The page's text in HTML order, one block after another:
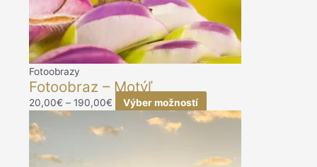
Fotoobrazy
Fotoobraz – Motýľ
20,00€ – 190,00€ Výber možností